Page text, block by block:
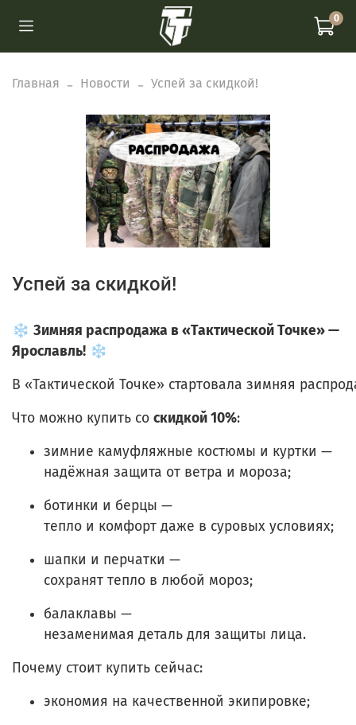
0
Главная Новости Успей за скидкой!
Успей за скидкой!
❄️ Зимняя распродажа в«ТактическойТочке»—
Ярославль! ❄️
В «Тактической Точке» стартовала зимняя
Что можно купить со скидкой 10%:
зимние камуфляжные костюмы и куртки —
надёжная защита от ветра и мороза;
ботинки и берцы —
тепло и комфорт даже в суровых условиях;
шапки и перчатки —
сохранят тепло в любой мороз;
балаклавы —
незаменимая деталь для защиты лица.
Почему стоит купить сейчас:
экономия на качественной экипировке;